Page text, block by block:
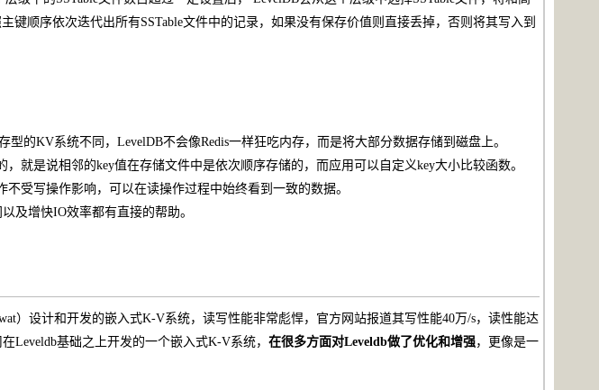
键顺序依次迭代出所有SSTable文件中的记录，如果没有保存价值则直接丢掉，否则将其写入到
的KV系统不同，LevelDB不会像Redis一样狂吃内存，而是将大部分数据存储到磁盘上。
就是说相邻的key值在存储文件中是依次顺序存储的，而应用可以自定义key大小比较函数。
受写操作影响，可以在读操作过程中始终看到一致的数据。
及增快IO效率都有直接的帮助。
）设计和开发的嵌入式K-V系统，读写性能非常彪悍，官方网站报道其写性能40万/s，读性能达
Leveldb基础之上开发的一个嵌入式K-V系统， 在很多方面对Leveldb做了优化和增强，更像是一